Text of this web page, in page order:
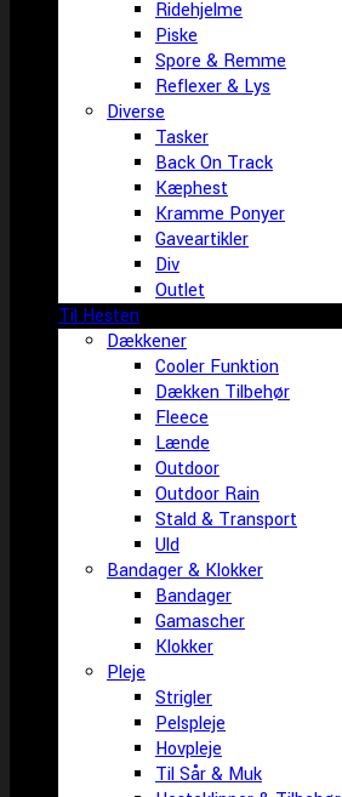
Ridehjelme
Piske
Spore & Remme
Reflexer & Lys
Diverse
Tasker
Back On Track
Kæphest
Kramme Ponyer
Gaveartikler
Div
Outlet
Til Hesten
Dækkener
Cooler Funktion
Dækken Tilbehør
Fleece
Lænde
Outdoor
Outdoor Rain
Stald & Transport
Uld
Bandager & Klokker
Bandager
Gamascher
Klokker
Pleje
Strigler
Pelspleje
Hovpleje
Til Sår & Muk